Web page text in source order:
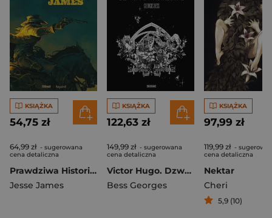
KSIĄŻKA
54,75 zł
64,99 zł - sugerowana
cena detaliczna
Prawdziwa Historia Dzikiego Zachodu
Jesse James
KSIĄŻKA
122,63 zł
149,99 zł - sugerowana
cena detaliczna
Victor Hugo. Dzwonik z Notre Dame
Bess Georges
KSIĄŻKA
97,99 zł
119,99 zł -
cena detaliczna
Nektar
Cheri
5,9 (10)